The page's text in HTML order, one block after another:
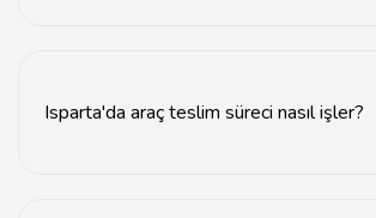
Isparta'da araç teslim süreci nasıl işler?